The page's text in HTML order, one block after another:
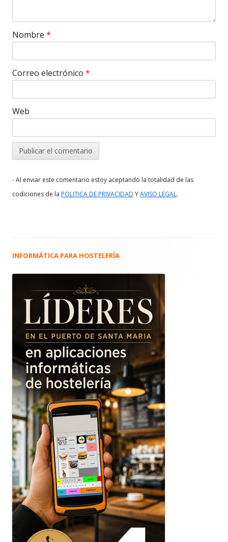
Nombre *
Correo electrónico *
Web
- Al enviar este comentario estoy aceptando la totalidad de las
codiciones de la POLITICA DE PRIVACIDAD YAVISO LEGAL.
Barra
principal
INFORMÁTICA PARA HOSTELERÍA